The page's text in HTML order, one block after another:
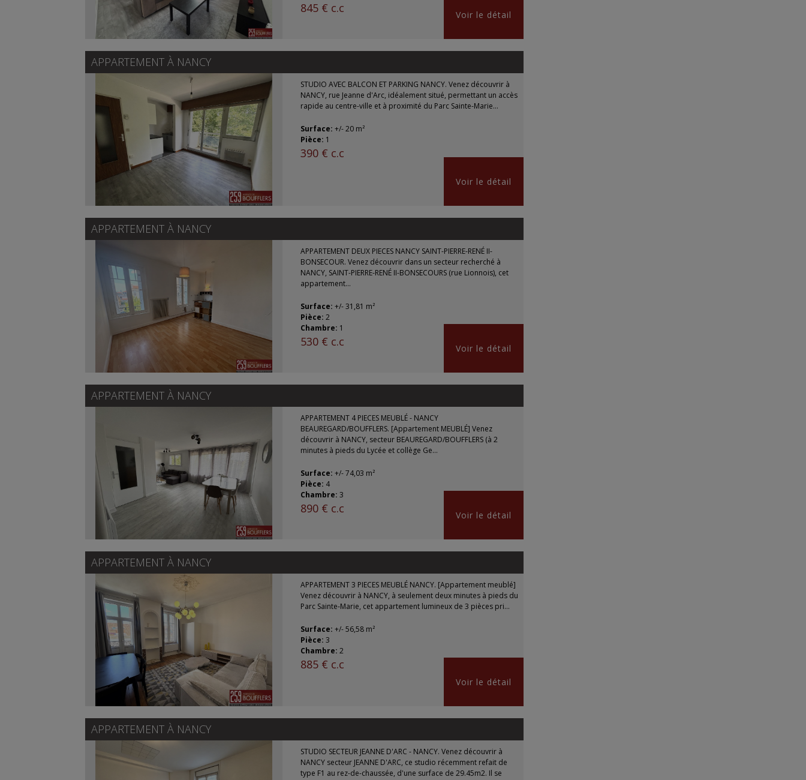
845 € c.c Voir le détail
APPARTEMENT À NANCY
STUDIO AVEC BALCON ET PARKING NANCY. Venez découvrir à
NANCY, rue Jeanne d'Arc, idéalement situé, permettant un accès
rapide au centre-ville et à proximité du Parc Sainte-Marie...
Surface: +/- 20 m²
Pièce: 1
390 € c.c
Voir le détail
APPARTEMENT À NANCY
APPARTEMENT DEUX PIECES NANCY SAINT-PIERRE-RENÉ II-
BONSECOUR. Venez découvrir dans un secteur recherché à
NANCY, SAINT-PIERRE-RENÉ II-BONSECOURS (rue Lionnois), cet
appartement...
Surface: +/- 31,81 m²
Pièce: 2
Chambre: 1
530 € c.c Voir le détail
APPARTEMENT À NANCY
APPARTEMENT 4 PIECES MEUBLÉ - NANCY
BEAUREGARD/BOUFFLERS. [Appartement MEUBLÉ] Venez
découvrir à NANCY, secteur BEAUREGARD/BOUFFLERS (à 2
minutes à pieds du Lycée et collège Ge...
Surface: +/- 74,03 m²
Pièce: 4
Chambre: 3
890 € c.c Voir le détail
APPARTEMENT À NANCY
APPARTEMENT 3 PIECES MEUBLÉ NANCY. [Appartement meublé]
Venez découvrir à NANCY, à seulement deux minutes à pieds du
Parc Sainte-Marie, cet appartement lumineux de 3 pièces pri...
Surface: +/- 56,58 m²
Pièce: 3
Chambre: 2
885 € c.c
Voir le détail
APPARTEMENT À NANCY
STUDIO SECTEUR JEANNE D'ARC - NANCY. Venez découvrir à
NANCY secteur JEANNE D'ARC, ce studio récemment refait de
type F1 au rez-de-chaussée, d'une surface de 29.45m2. Il se